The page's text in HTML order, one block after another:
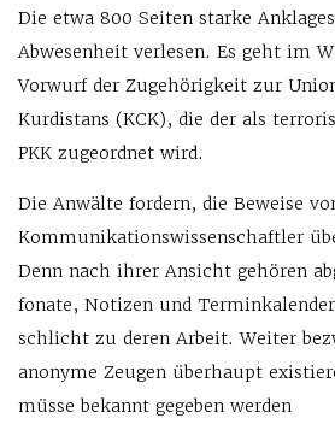
Die etwa 800 Seiten starke
Abwesenheit verlesen. Es geht im
Vorwurf der Zugehörigkeit zur
Kurdistans (KCK), die der als
PKK zugeordnet wird.
Die Anwälte fordern, die Beweise
Kommunikationswissenschaftler
Denn nach ihrer Ansicht gehören
fonate, Notizen und
schlicht zu deren Arbeit. Weiter
anonyme Zeugen überhaupt
müsse bekannt gegeben werden